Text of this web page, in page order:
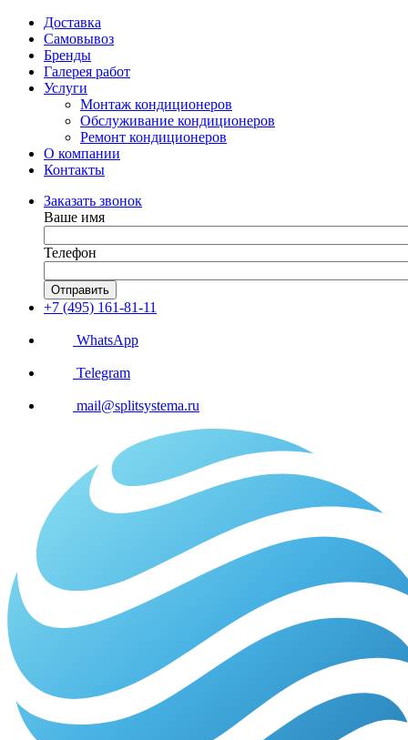
Доставка
Самовывоз
Бренды
Галерея работ
Услуги
Монтаж кондиционеров
Обслуживание кондиционеров
Ремонт кондиционеров
О компании
Контакты
Заказать звонок
Ваше имя
Телефон
Отправить
+7 (495) 161-81-11
WhatsApp
Telegram
mail@splitsystema.ru